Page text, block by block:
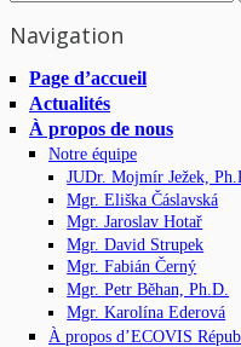
Navigation
Page d’accueil
Actualités
À propos de nous
Notre équipe
JUDr. Mojmír Ježek,
Mgr. Eliška Čáslavská
Mgr. Jaroslav Hotař
Mgr. David Strupek
Mgr. Fabián Černý
Mgr. Petr Běhan, Ph.D.
Mgr. Karolína Ederová
À propos d’ECOVIS